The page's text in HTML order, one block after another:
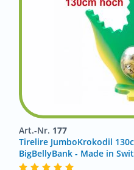
Art.-Nr. 177
Tirelire JumboKrokodil
BigBellyBank - Made in